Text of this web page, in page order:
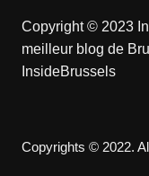
Copyright © 2023
meilleur blog de
InsideBrussels
Copyrights © 2022.